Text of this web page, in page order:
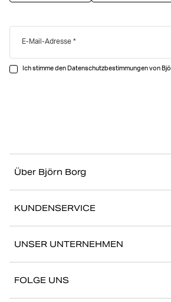
E-Mail-Adresse
Ich stimme den Datenschutzbestimmungen von
Über Björn Borg
Geschichten
Storefinder
KUNDENSERVICE
Zurückkehren/Beanspruchen
Mein Konto
UNSER UNTERNEHMEN
FOLGE UNS